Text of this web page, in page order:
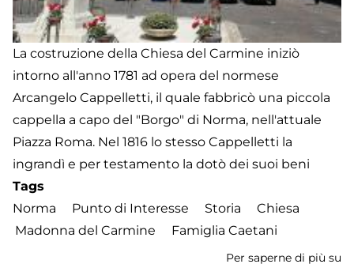
La costruzione della Chiesa del Carmine iniziò
intorno all'anno 1781 ad opera del normese
Arcangelo Cappelletti, il quale fabbricò una piccola
cappella a capo del "Borgo" di Norma, nell'attuale
Piazza Roma. Nel 1816 lo stesso Cappelletti la
ingrandì e per testamento la dotò dei suoi beni
Tags
Norma
Punto di Interesse Storia
Chiesa
Madonna del Carmine
Famiglia Caetani
Per saperne di più su